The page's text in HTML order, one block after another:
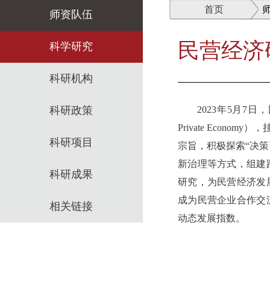
师资队伍
师资概述
教师名录
师资招聘
招聘启事
科学研究
科研机构
科研政策
科研项目
科研成果
相关链接
首页
民营经
2023年5月7日
Private Economy）
宗旨，积极探索“决
新治理等方式，组
研究，为民营经济发
成为民营企业合作
动态发展指数。